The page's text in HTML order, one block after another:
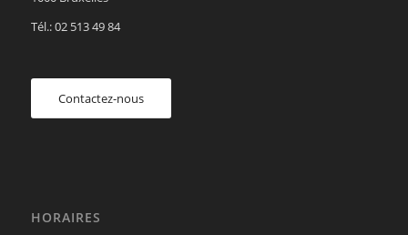
Tél.: 02 513 49 84
Contactez-nous
HORAIRES